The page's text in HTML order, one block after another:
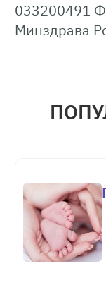
033200491
Минздрава